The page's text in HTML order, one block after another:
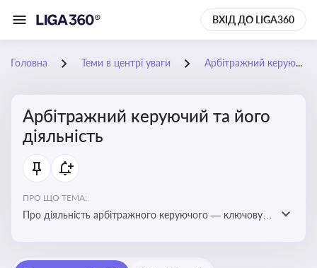
ВХІД ДО LIGA360
Головна Теми в центрі уваги Арбітражний керуючий та його діяльність
Арбітражний керуючий та його
діяльність
ПРО ЩО ТЕМА:
Про діяльність арбітражного керуючого — ключову